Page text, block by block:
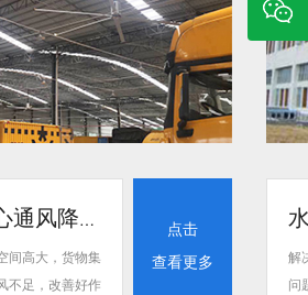
案
电商仓储物流中心通风降温解决方案
间高大，货物集
不足，改善好作
点击
查看更多
解
问